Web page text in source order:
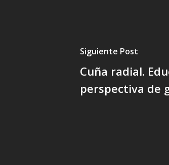
Siguiente Post
Cuña radial.
perspectiva de